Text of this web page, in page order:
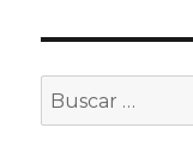
Buscar
por: